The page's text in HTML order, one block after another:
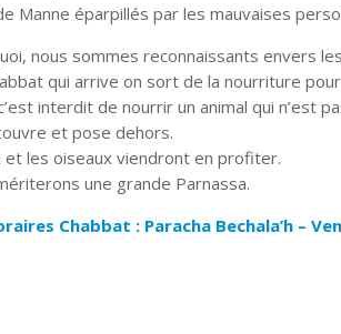
Manne éparpillés par les mauvaises
nous sommes reconnaissants envers
qui arrive on sort de la nourriture
interdit de nourrir un animal qui n’est
et pose dehors.
et les oiseaux viendront en profiter.
une grande Parnassa.
Chabbat : Paracha Bechala’h –